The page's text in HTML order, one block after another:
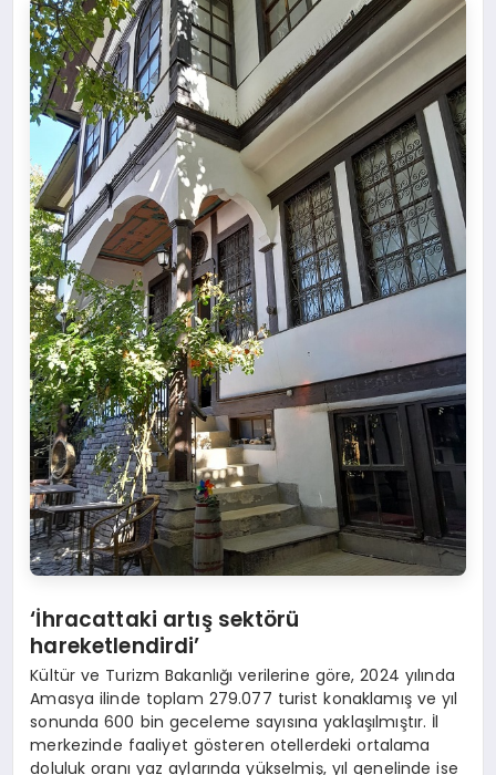
‘İhracattaki artış sektörü
hareketlendirdi’
Kültür ve Turizm Bakanlığı verilerine göre, 2024 yılında
Amasya ilinde toplam 279.077 turist konaklamış ve yıl
sonunda 600 bin geceleme sayısına yaklaşılmıştır. İl
merkezinde faaliyet gösteren otellerdeki ortalama
doluluk oranı yaz aylarında yükselmiş, yıl genelinde ise